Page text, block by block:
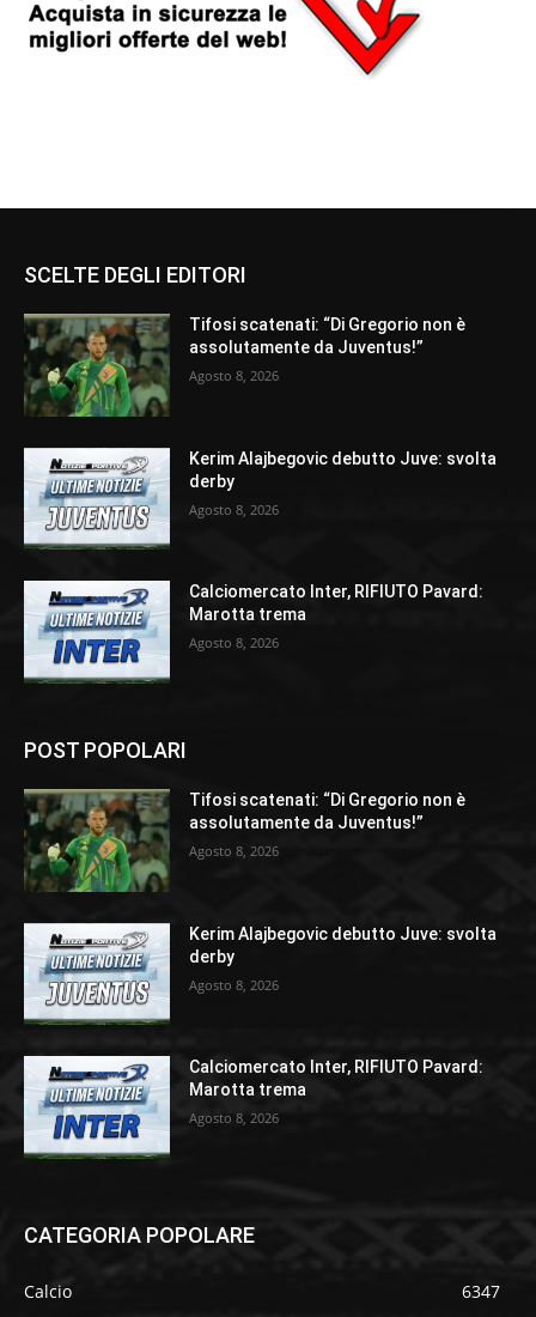
SCELTE DEGLI EDITORI
Tifosi scatenati: “Di Gregorio non è
assolutamente da Juventus!”
Agosto 8, 2026
Kerim Alajbegovic debutto Juve: svolta
derby
Agosto 8, 2026
Calciomercato Inter, RIFIUTO Pavard:
Marotta trema
Agosto 8, 2026
POST POPOLARI
Tifosi scatenati: “Di Gregorio non è
assolutamente da Juventus!”
Agosto 8, 2026
Kerim Alajbegovic debutto Juve: svolta
derby
Agosto 8, 2026
Calciomercato Inter, RIFIUTO Pavard:
Marotta trema
Agosto 8, 2026
CATEGORIA POPOLARE
Calcio
6347